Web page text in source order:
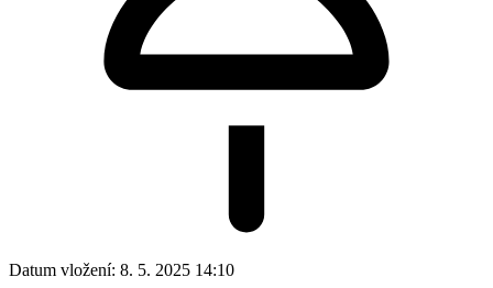
Datum vložení: 8. 5. 2025 14:10